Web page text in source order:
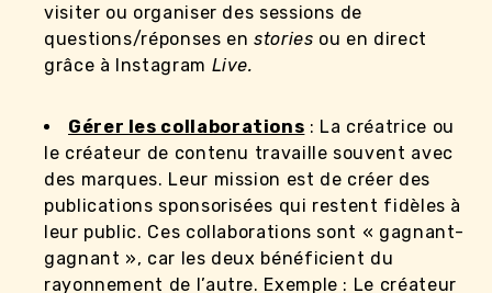
visiter ou organiser des sessions de
questions/réponses en stories ou en direct
grâce à Instagram Live.
Gérer les collaborations : La créatrice ou
le créateur de contenu travaille souvent avec
des marques. Leur mission est de créer des
publications sponsorisées qui restent fidèles à
leur public. Ces collaborations sont « gagnant-
gagnant », car les deux bénéficient du
rayonnement de l’autre. Exemple : Le créateur